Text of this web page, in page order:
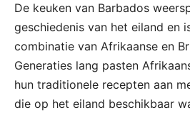
De keuken van Barbados
geschiedenis van het eiland en
combinatie van Afrikaanse en
Generaties lang pasten
hun traditionele recepten aan
die op het eiland beschikbaar